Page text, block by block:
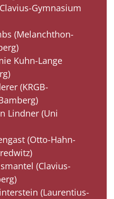
Gymnasium
(Melanchthon-
Kuhn-Lange
(KRGB-
Lindner (Uni
(Otto-Hahn-
(Clavius-
(Laurentius-